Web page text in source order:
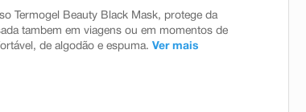
Termogel Beauty Black Mask, protege da
tambem em viagens ou em momentos de
de algodão e espuma. Ver mais